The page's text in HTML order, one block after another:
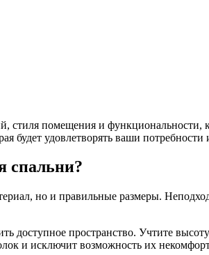
стиля помещения и
будет удовлетворять ваши
спальни?
но и правильные размеры.
доступное пространство. Учтите
и исключит возможность их